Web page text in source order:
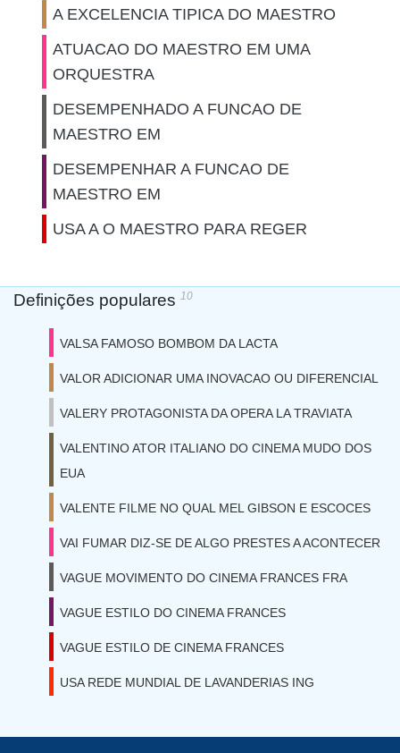
A EXCELENCIA TIPICA DO MAESTRO
ATUACAO DO MAESTRO EM UMA
ORQUESTRA
DESEMPENHADO A FUNCAO DE
MAESTRO EM
DESEMPENHAR A FUNCAO DE
MAESTRO EM
USA A O MAESTRO PARA REGER
Definições populares 10
VALSA FAMOSO BOMBOM DA LACTA
VALOR ADICIONAR UMA INOVACAO OU DIFERENCIAL
VALERY PROTAGONISTA DA OPERA LA TRAVIATA
VALENTINO ATOR ITALIANO DO CINEMA MUDO DOS
EUA
VALENTE FILME NO QUAL MEL GIBSON E ESCOCES
VAI FUMAR DIZ-SE DE ALGO PRESTES A ACONTECER
VAGUE MOVIMENTO DO CINEMA FRANCES FRA
VAGUE ESTILO DO CINEMA FRANCES
VAGUE ESTILO DE CINEMA FRANCES
USA REDE MUNDIAL DE LAVANDERIAS ING